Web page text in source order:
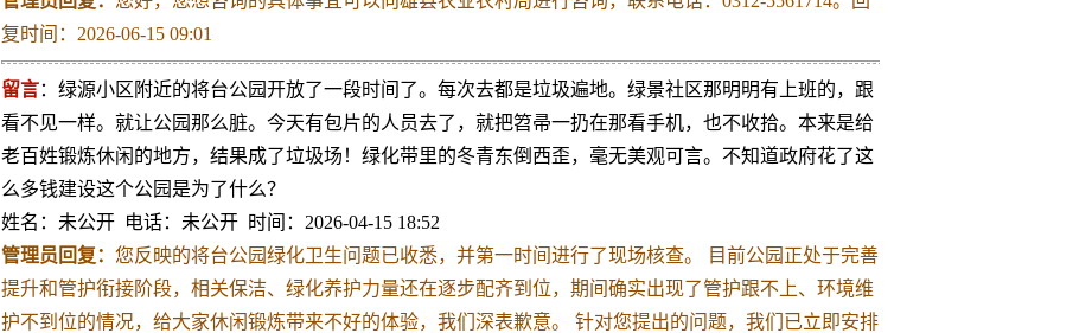
复时间：2026-06-15 09:01
留言：绿源小区附近的将台公园开放了一段时间了。每次去都是垃圾遍地。绿景社区那明明有上班的，跟
看不见一样。就让公园那么脏。今天有包片的人员去了，就把笤帚一扔在那看手机，也不收拾。本来是给
老百姓锻炼休闲的地方，结果成了垃圾场！绿化带里的冬青东倒西歪，毫无美观可言。不知道政府花了这
么多钱建设这个公园是为了什么？
姓名：未公开 电话：未公开 时间：2026-04-15 18:52
管理员回复： 您反映的将台公园绿化卫生问题已收悉，并第一时间进行了现场核查。 目前公园正处于完善
提升和管护衔接阶段，相关保洁、绿化养护力量还在逐步配齐到位，期间确实出现了管护跟不上、环境维
护不到位的情况，给大家休闲锻炼带来不好的体验，我们深表歉意。 针对您提出的问题，我们已立即安排